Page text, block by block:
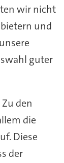
wir nicht
und
guter
Zu den
die
Diese
der